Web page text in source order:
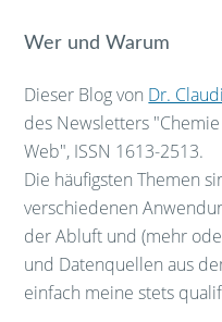
Wer und Warum
Dieser Blog von Dr.
des Newsletters
Web", ISSN 1613-2513.
Die häufigsten Themen
verschiedenen
der Abluft und (mehr
und Datenquellen aus
einfach meine stets